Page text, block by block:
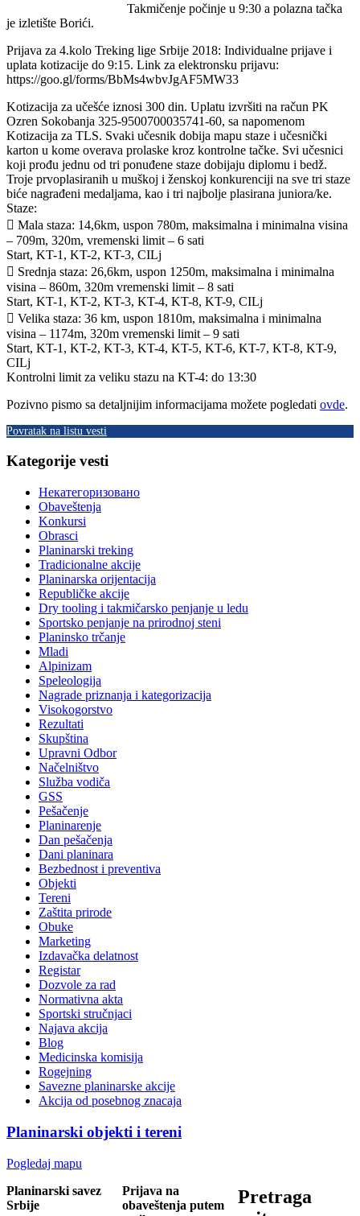
Takmičenje počinje u 9:30 a polazna tačka
je izletište Borići.
Prijava za 4.kolo Treking lige Srbije 2018: Individualne prijave i
uplata kotizacije do 9:15. Link za elektronsku prijavu:
https://goo.gl/forms/BbMs4wbvJgAF5MW33
Kotizacija za učešće iznosi 300 din. Uplatu izvršiti na račun PK
Ozren Sokobanja 325-9500700035741-60, sa napomenom
Kotizacija za TLS. Svaki učesnik dobija mapu staze i učesnički
karton u kome overava prolaske kroz kontrolne tačke. Svi učesnici
koji prođu jednu od tri ponuđene staze dobijaju diplomu i bedž.
Troje prvoplasiranih u muškoj i ženskoj konkurenciji na sve tri staze
biće nagrađeni medaljama, kao i tri najbolje plasirana juniora/ke.
Staze:
 Mala staza: 14,6km, uspon 780m, maksimalna i minimalna visina
– 709m, 320m, vremenski limit – 6 sati
Start, KT-1, KT-2, KT-3, CILj
 Srednja staza: 26,6km, uspon 1250m, maksimalna i minimalna
visina – 860m, 320m vremenski limit – 8 sati
Start, KT-1, KT-2, KT-3, KT-4, KT-8, KT-9, CILj
 Velika staza: 36 km, uspon 1810m, maksimalna i minimalna
visina – 1174m, 320m vremenski limit – 9 sati
Start, KT-1, KT-2, KT-3, KT-4, KT-5, KT-6, KT-7, KT-8, KT-9,
CILj
Kontrolni limit za veliku stazu na KT-4: do 13:30
Pozivno pismo sa detaljnijim informacijama možete pogledati ovde.
Povratak na listu vesti
Kategorije vesti
Некатегоризовано
Obaveštenja
Konkursi
Obrasci
Planinarski treking
Tradicionalne akcije
Planinarska orijentacija
Republičke akcije
Dry tooling i takmičarsko penjanje u ledu
Sportsko penjanje na prirodnoj steni
Planinsko trčanje
Mladi
Alpinizam
Speleologija
Nagrade priznanja i kategorizacija
Visokogorstvo
Rezultati
Skupština
Upravni Odbor
Načelništvo
Služba vodiča
GSS
Pešačenje
Planinarenje
Dan pešačenja
Dani planinara
Bezbednost i preventiva
Objekti
Tereni
Zaštita prirode
Obuke
Marketing
Izdavačka delatnost
Registar
Dozvole za rad
Normativna akta
Sportski stručnjaci
Najava akcija
Blog
Medicinska komisija
Rogejning
Savezne planinarske akcije
Akcija od posebnog znacaja
Planinarski objekti i tereni
Pogledaj mapu
Planinarski savez
Srbije
Prijava na
obaveštenja putem
Pretraga